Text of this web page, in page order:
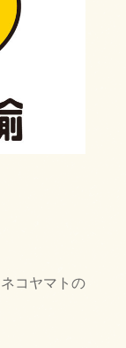
コヤマトの